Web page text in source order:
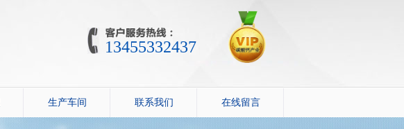
13455332437
生产车间 联系我们 在线留言